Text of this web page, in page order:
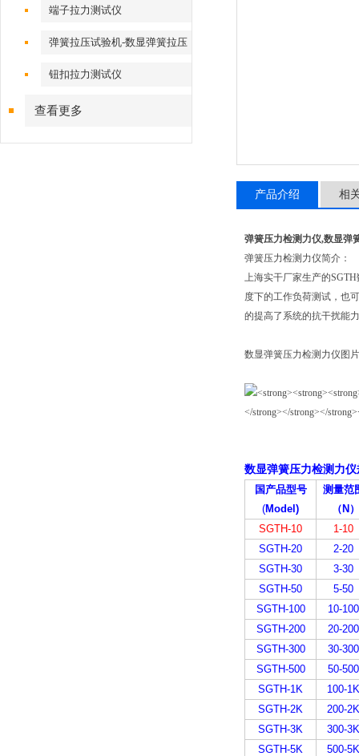
端子拉力测试仪
弹簧拉压试验机-数显弹簧拉压
试验机
钮扣拉力测试仪
查看更多
产品介绍 相
弹簧压力检测力仪,数显弹
弹簧压力检测力仪简介：
上海实干厂家生产的
度下的工作负荷测试，也
的提高了系统的抗干扰能
数显弹簧压力检测力仪图片
数显弹簧压力检测力
国产品型号
(Model)
测量范
（ N ）
SGTH-10
1-10
SGTH-20
2-20
SGTH-30
3-30
SGTH-50
5-50
SGTH-100
10-100
SGTH-200
20-200
SGTH-300
30-300
SGTH-500
50-500
SGTH-1K
100-1K
SGTH-2K
200-2K
SGTH-3K
300-3K
SGTH-5K
500-5K